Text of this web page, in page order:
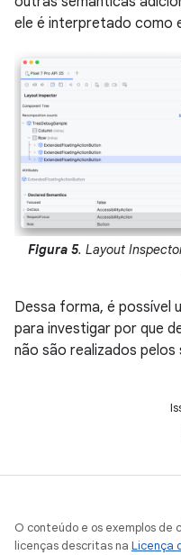
ele é interpretado como
Figura 5. Layout
Dessa forma, é possível
para investigar por que
não são realizados
O conteúdo e os exemplos
licenças descritas na Licença